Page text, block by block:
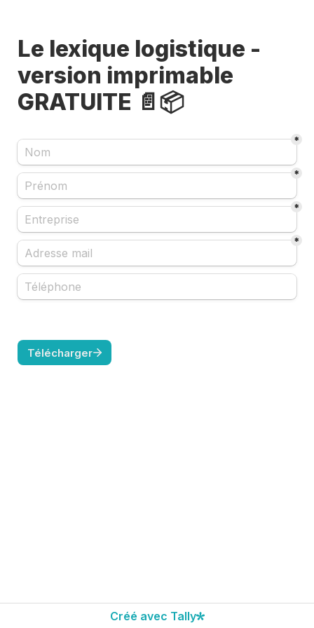
Le lexique logistique -
version imprimable
GRATUITE 📄📦
*
*
*
*
Télécharger
Créé avec Tally